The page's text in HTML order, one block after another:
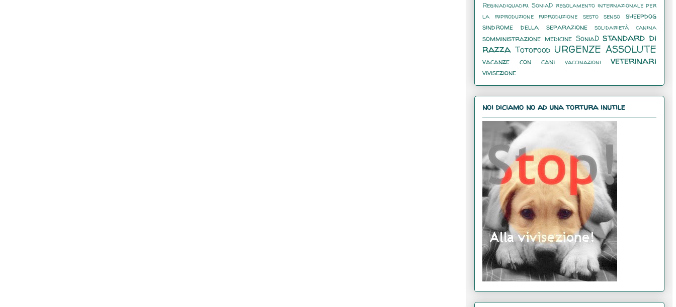
Reginadiquadri. SoniaD regolamento internazionale per
la riproduzione
riproduzione sesto senso
sheepdog
sindrome della separazione
solidarietà canina
somministrazione medicine SoniaD standard di
razza Totofood URGENZE ASSOLUTE
vacanze con cani vaccinazioni veterinari
vivisezione
noi diciamo no ad una tortura inutile